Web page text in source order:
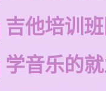
吉他培训
学音乐的